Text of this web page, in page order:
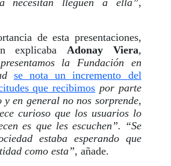
de esta presentaciones,
explicaba Adonay Viera,
la Fundación en
se nota un incremento del
que recibimos por parte
en general no nos sorprende,
curioso que los usuarios lo
es que les escuchen”. “Se
estaba esperando que
como esta”, añade.